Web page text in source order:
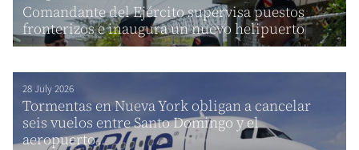
Comandante del Ejército supervisa puestos
fronterizos e inaugura un nuevo helipuerto
28 July 2026
Tormentas en Nueva York obligan a cancelar
seis vuelos entre Santo Domingo y el
aeropuerto...